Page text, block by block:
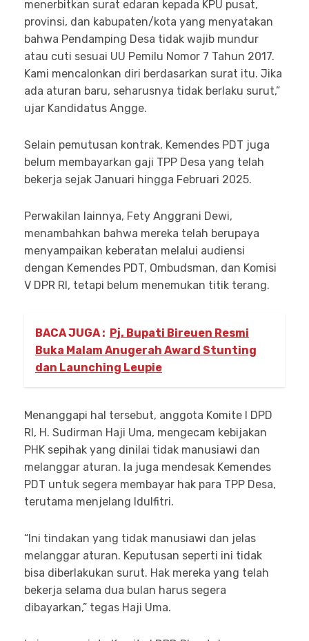
menerbitkan surat edaran kepada KPU pusat,
provinsi, dan kabupaten/kota yang menyatakan
bahwa Pendamping Desa tidak wajib mundur
atau cuti sesuai UU Pemilu Nomor 7 Tahun 2017.
Kami mencalonkan diri berdasarkan surat itu. Jika
ada aturan baru, seharusnya tidak berlaku surut,”
ujar Kandidatus Angge.
Selain pemutusan kontrak, Kemendes PDT juga
belum membayarkan gaji TPP Desa yang telah
bekerja sejak Januari hingga Februari 2025.
Perwakilan lainnya, Fety Anggrani Dewi,
menambahkan bahwa mereka telah berupaya
menyampaikan keberatan melalui audiensi
dengan Kemendes PDT, Ombudsman, dan Komisi
V DPR RI, tetapi belum menemukan titik terang.
BACA JUGA : Pj. Bupati Bireuen Resmi
Buka Malam Anugerah Award Stunting
dan Launching Leupie
Menanggapi hal tersebut, anggota Komite I DPD
RI, H. Sudirman Haji Uma, mengecam kebijakan
PHK sepihak yang dinilai tidak manusiawi dan
melanggar aturan. Ia juga mendesak Kemendes
PDT untuk segera membayar hak para TPP Desa,
terutama menjelang Idulfitri.
“Ini tindakan yang tidak manusiawi dan jelas
melanggar aturan. Keputusan seperti ini tidak
bisa diberlakukan surut. Hak mereka yang telah
bekerja selama dua bulan harus segera
dibayarkan,” tegas Haji Uma.